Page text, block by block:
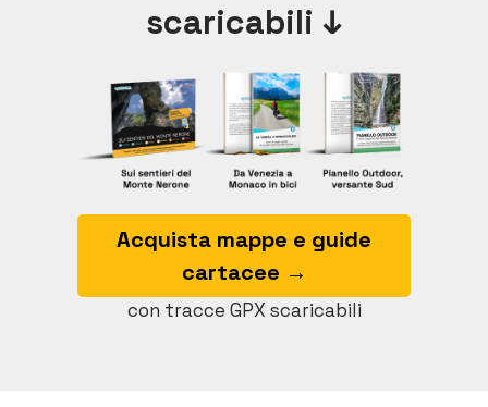
scaricabili ↓
Acquista mappe e guide
cartacee →
con tracce GPX scaricabili